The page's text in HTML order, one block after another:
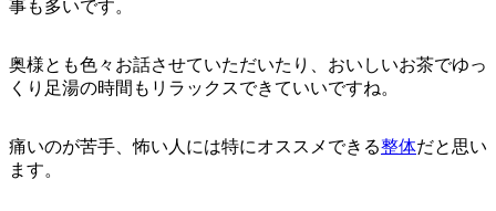
事も多いです。
奥様とも色々お話させていただいたり、おいしいお茶でゆっ
くり足湯の時間もリラックスできていいですね。
痛いのが苦手、怖い人には特にオススメできる整体だと思い
ます。